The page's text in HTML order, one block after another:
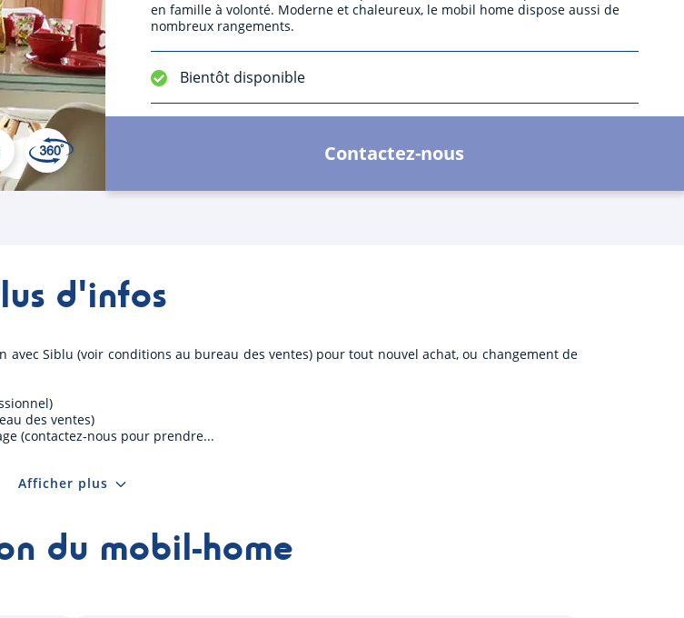
en famille à volonté. Moderne et chaleureux, le mobil home dispose aussi de
nombreux rangements.
Bientôt disponible
Contactez-nous
d'infos
avec Siblu (voir conditions au bureau des ventes) pour tout nouvel achat, ou changement de
des ventes)
(contactez-nous pour prendre
Afficher plus
du mobil-home